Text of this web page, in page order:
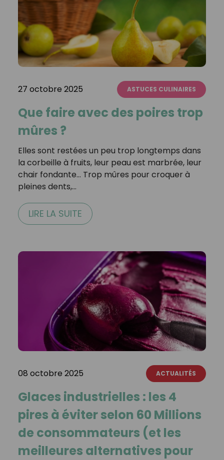
27 octobre 2025 ASTUCES CULINAIRES
Que faire avec des poires trop
mûres ?
Elles sont restées un peu trop longtemps dans
la corbeille à fruits, leur peau est marbrée, leur
chair fondante… Trop mûres pour croquer à
pleines dents,…
LIRE LA SUITE
08 octobre 2025 ACTUALITÉS
Glaces industrielles : les 4
pires à éviter selon 60 Millions
de consommateurs (et les
meilleures alternatives pour